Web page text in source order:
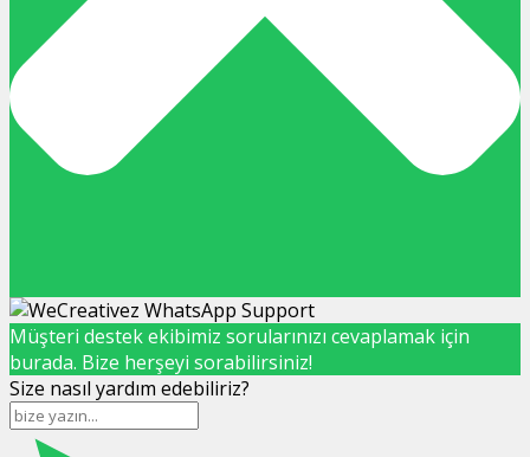
Müşteri destek ekibimiz sorularınızı cevaplamak için
burada. Bize herşeyi sorabilirsiniz!
Size nasıl yardım edebiliriz?